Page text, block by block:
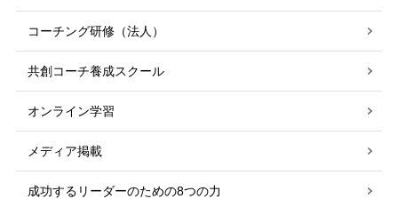
コーチング研修（法人）
共創コーチ養成スクール
オンライン学習
メディア掲載
成功するリーダーのための8つの力